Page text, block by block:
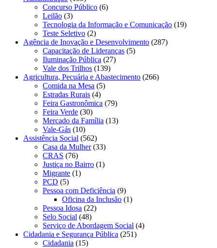
Concurso Público (6)
Leilão (3)
Tecnologia da Informação e Comunicação (19)
Teste Seletivo (2)
Agência de Inovação e Desenvolvimento (287)
Capacitação de Lideranças (5)
Iluminação Pública (27)
Vale dos Trilhos (139)
Agricultura, Pecuária e Abastecimento (266)
Comida na Mesa (5)
Estradas Rurais (4)
Feira Gastronômica (79)
Feira Verde (30)
Mercado da Família (13)
Vale-Gás (10)
Assistência Social (562)
Casa da Mulher(33)
CRAS (76)
Justiça no Bairro (1)
Migrante (1)
PCD (5)
Pessoa com Deficiência (9)
Oficina da Inclusão (1)
Pessoa Idosa (22)
Selo Social (48)
Serviço de Abordagem Social (4)
Cidadania e Segurança Pública (251)
Cidadania (15)